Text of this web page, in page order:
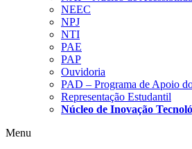
NEEC
NPJ
NTI
PAE
PAP
Ouvidoria
PAD – Programa de Apoio
Representação Estudantil
Núcleo de Inovação
Menu